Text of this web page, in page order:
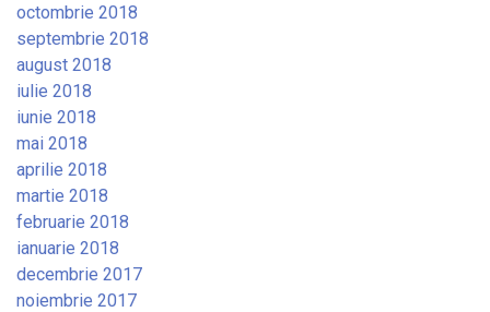
octombrie 2018
septembrie 2018
august 2018
iulie 2018
iunie 2018
mai 2018
aprilie 2018
martie 2018
februarie 2018
ianuarie 2018
decembrie 2017
noiembrie 2017